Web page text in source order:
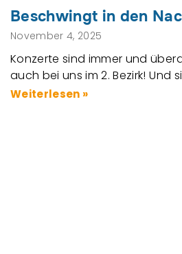
Beschwingt in den
November 4, 2025
Konzerte sind immer und
auch bei uns im 2. Bezirk! Und
Weiterlesen »